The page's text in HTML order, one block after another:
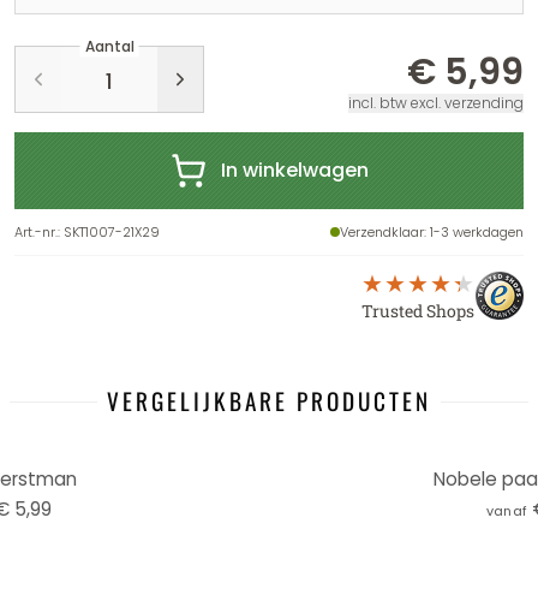
Aantal
€ 5,99
incl. btw excl. verzending
In winkelwagen
Art.-nr.: SKT1007-21X29 Verzendklaar: 1-3 werkdagen
Trusted Shops
VERGELIJKBARE PRODUCTEN
5,99
Nobele
vanaf